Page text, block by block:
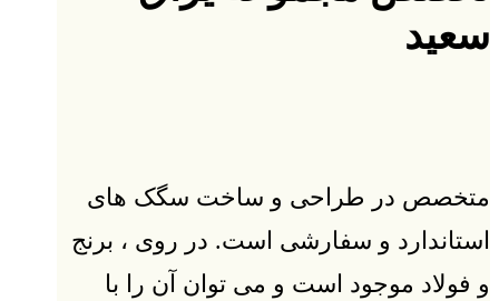
سعید
متخصص در طراحی و ساخت سگک های
استاندارد و سفارشی است. در روی ، برنج
و فولاد موجود است و می توان آن را با